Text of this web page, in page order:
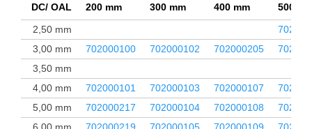
DC/ OAL 200 mm 300 mm 400 mm
500
2,50 mm
3,00 mm
702000100 702000102 702000205
3,50 mm
4,00 mm
702000101 702000103 702000107
5,00 mm
702000217 702000104 702000108